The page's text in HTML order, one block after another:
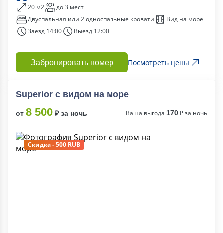
20 м2
до 3 мест
Двуспальная или 2 односпальные кровати
Вид на море
Заезд 14:00
Выезд 12:00
Забронировать номер Посмотреть цены
Superior c видом на море
от 8 500 ₽ за ночь Ваша выгода 170₽ за ночь
Скидка - 500 RUB